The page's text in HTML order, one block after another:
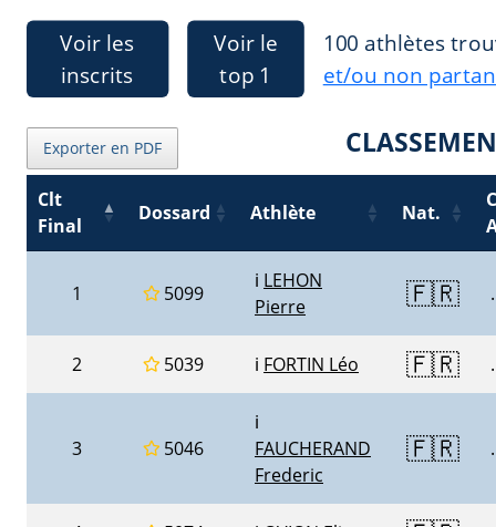
Voir les
inscrits
Voir le
top 1
100 athlètes
et/ou non
Exporter en PDF
Clt
Final
Dossard Athlète Nat.
1 5099
ℹ️ LEHON
Pierre
🇫🇷 .
2 5039 ℹ️ FORTIN Léo 🇫🇷 .
3 5046
ℹ️
FAUCHERAND
Frederic
🇫🇷 .